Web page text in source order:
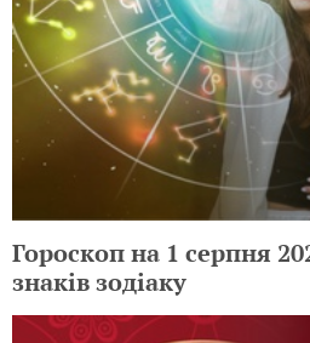
Гороскоп на 1 серпня
знаків зодіаку